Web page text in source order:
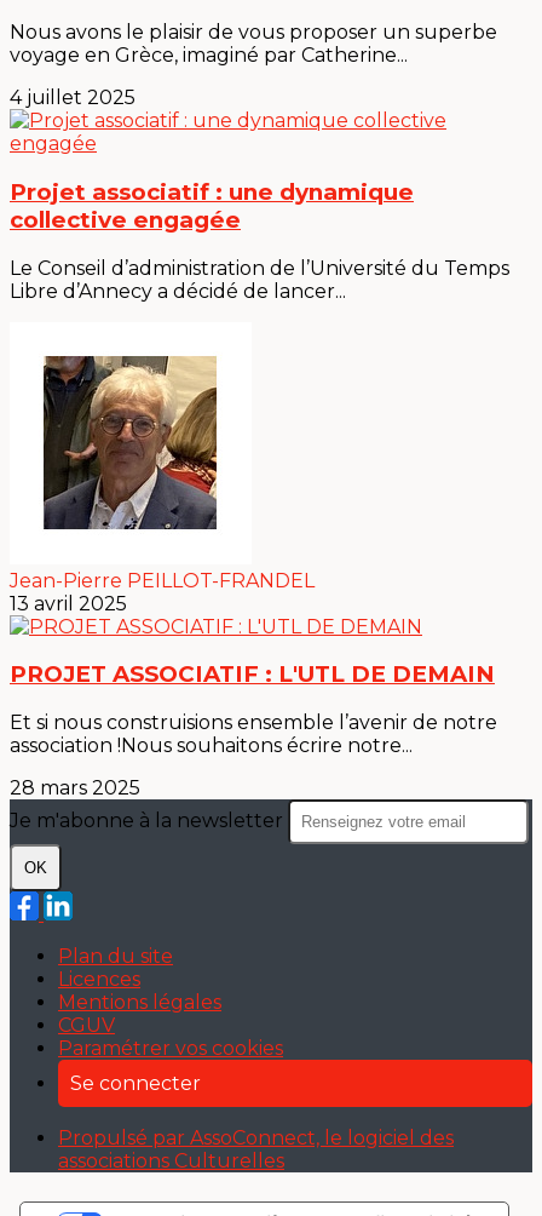
Nous avons le plaisir de vous proposer un superbe
voyage en Grèce, imaginé par Catherine...
4 juillet 2025
Projet associatif : une dynamique
collective engagée
Le Conseil d’administration de l’Université du Temps
Libre d’Annecy a décidé de lancer...
Jean-Pierre PEILLOT-FRANDEL
13 avril 2025
PROJET ASSOCIATIF : L'UTL DE DEMAIN
Et si nous construisions ensemble l’avenir de notre
association !Nous souhaitons écrire notre...
28 mars 2025
Je m'abonne à la newsletter
OK
Plan du site
Licences
Mentions légales
CGUV
Paramétrer vos cookies
Se connecter
Propulsé par AssoConnect, le logiciel des
associations Culturelles